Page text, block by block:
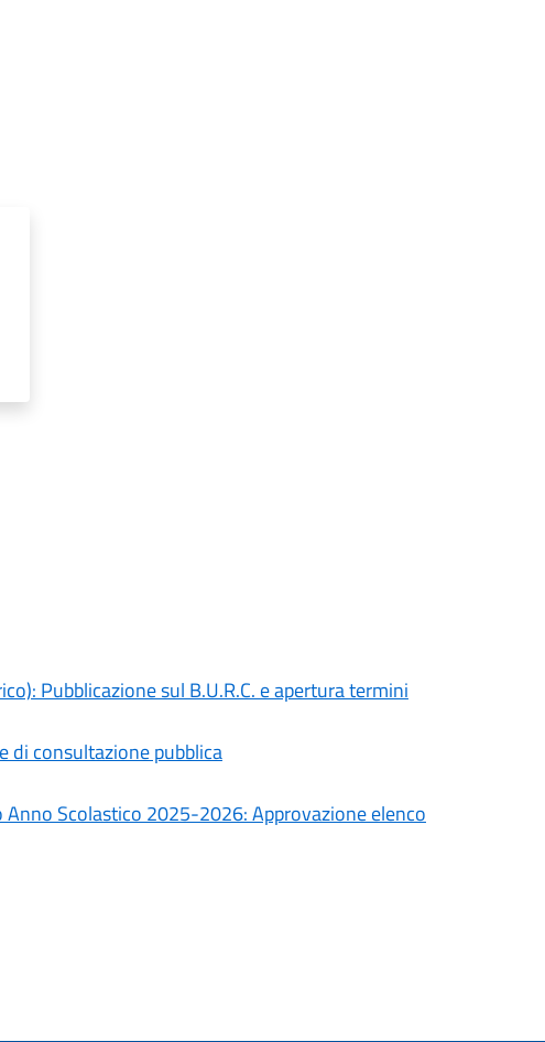
Pubblicazione sul B.U.R.C. e apertura termini
di consultazione pubblica
Scolastico 2025-2026: Approvazione elenco